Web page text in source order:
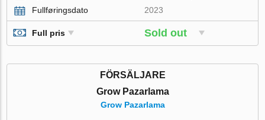
Fullføringsdato
2023
Full pris Sold out
FÖRSÄLJARE
Grow Pazarlama
Grow Pazarlama